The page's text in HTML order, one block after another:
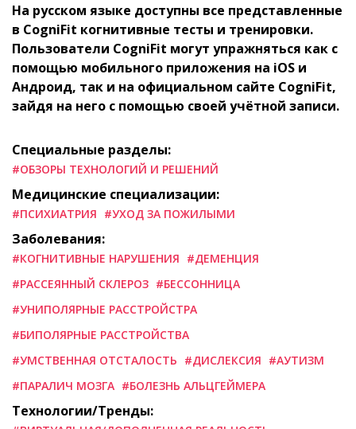
На русском языке доступны все представленные
в CogniFit когнитивные тесты и тренировки.
Пользователи CogniFit могут упражняться как с
помощью мобильного приложения на iOS и
Андроид, так и на официальном сайте CogniFit,
зайдя на него с помощью своей учётной записи.
Специальные разделы:
#ОБЗОРЫ ТЕХНОЛОГИЙ И РЕШЕНИЙ
Медицинские специализации:
#ПСИХИАТРИЯ #УХОД ЗА ПОЖИЛЫМИ
Заболевания:
#КОГНИТИВНЫЕ НАРУШЕНИЯ #ДЕМЕНЦИЯ
#РАССЕЯННЫЙ СКЛЕРОЗ #БЕССОННИЦА
#УНИПОЛЯРНЫЕ РАССТРОЙСТРА
#БИПОЛЯРНЫЕ РАССТРОЙСТВА
#УМСТВЕННАЯ ОТСТАЛОСТЬ #ДИСЛЕКСИЯ #АУТИЗМ
#ПАРАЛИЧ МОЗГА #БОЛЕЗНЬ АЛЬЦГЕЙМЕРА
Технологии/Тренды: